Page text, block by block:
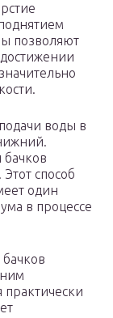
позволяют
воды в
способ
один
в процессе
практически